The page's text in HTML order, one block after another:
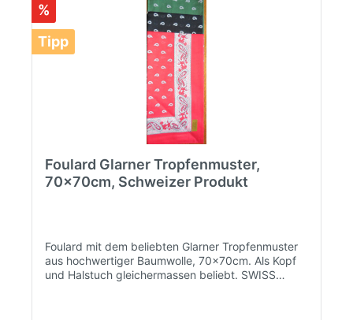
%
Tipp
Foulard Glarner Tropfenmuster,
70x70cm, Schweizer Produkt
Foulard mit dem beliebten Glarner Tropfenmuster
aus hochwertiger Baumwolle, 70x70cm. Als Kopf
und Halstuch gleichermassen beliebt. SWISS